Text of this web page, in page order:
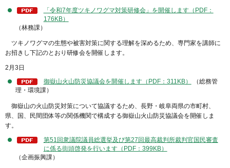
「令和7年度ツキノワグマ対策研修会」を開催します（PDF：
176KB）
（林務課）
ツキノワグマの生態や被害対策に関する理解を深めるため、専門家を講師に
お招きし下記のとおり研修会を開催します。
2月3日
御嶽山火山防災協議会を開催します（PDF：311KB）
（総務管
理・環境課）
御嶽山の火山防災対策について協議するため、長野・岐阜両県の市町村、
県、国、民間団体等の関係機関で構成する御嶽山火山防災協議会を開催しま
す。
第51回衆議院議員総選挙及び第27回最高裁判所裁判官国民審査
に係る街頭啓発を行います（PDF：399KB）
（企画振興課）